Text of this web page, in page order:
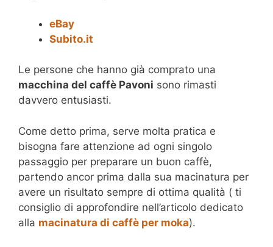
eBay
Subito.it
Le persone che hanno già comprato una
macchina del caffè Pavoni sono rimasti
davvero entusiasti.
Come detto prima, serve molta pratica e
bisogna fare attenzione ad ogni singolo
passaggio per preparare un buon caffè,
partendo ancor prima dalla sua macinatura per
avere un risultato sempre di ottima qualità ( ti
consiglio di approfondire nell’articolo dedicato
alla macinatura di caffè per moka).